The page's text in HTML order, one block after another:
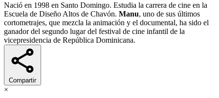
Nació en 1998 en Santo Domingo. Estudia la carrera de cine en la
Escuela de Diseño Altos de Chavón. Manu, uno de sus últimos
cortometrajes, que mezcla la animación y el documental, ha sido el
ganador del segundo lugar del festival de cine infantil de la
vicepresidencia de República Dominicana.
Compartir
×